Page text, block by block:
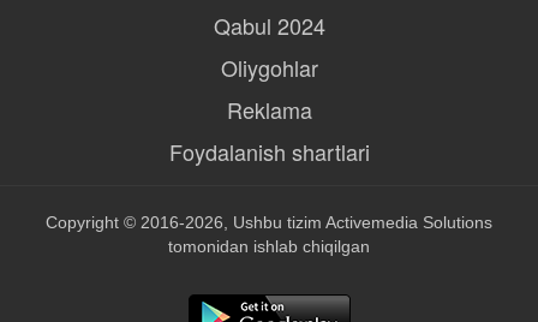
Qabul 2024
Oliygohlar
Reklama
Foydalanish shartlari
Copyright © 2016-2026, Ushbu tizim Activemedia Solutions
tomonidan ishlab chiqilgan